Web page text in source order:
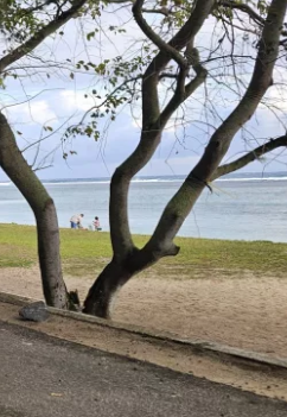
Cestee